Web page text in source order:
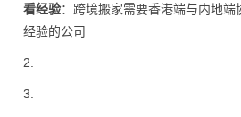
看经验：跨境搬家需要香港端与内地
经验的公司
2.
3.